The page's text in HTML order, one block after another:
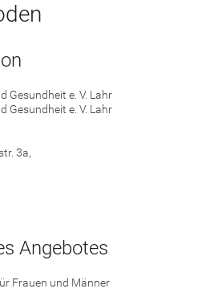
Gesundheit e. V. Lahr
Gesundheit e. V. Lahr
3a,
Angebotes
Frauen und Männer